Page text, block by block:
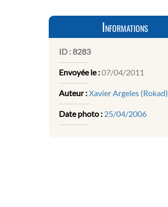
Informations
ID :8283
Envoyée le :07/04/2011
Auteur :Xavier Argeles (Rokad)
Date photo : 25/04/2006